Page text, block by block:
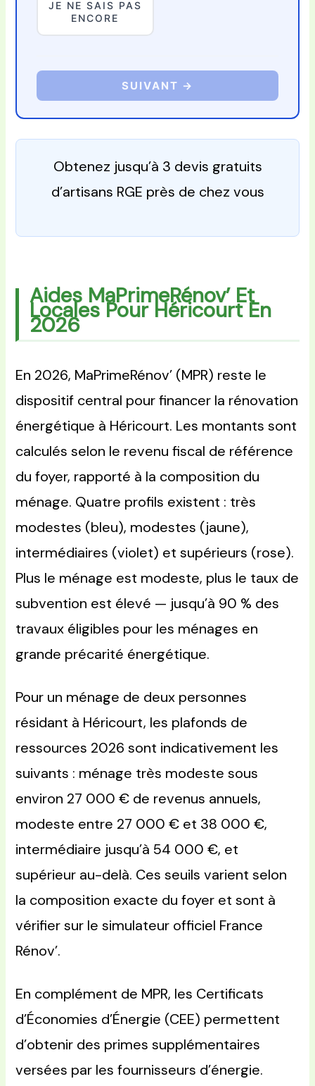
JE NE SAIS PAS
ENCORE
SUIVANT →
Obtenez jusqu’à 3 devis gratuits
d’artisans RGE près de chez vous
Aides MaPrimeRénov’ Et
Locales Pour Héricourt En
2026
En 2026, MaPrimeRénov’ (MPR) reste le
dispositif central pour financer la rénovation
énergétique à Héricourt. Les montants sont
calculés selon le revenu fiscal de référence
du foyer, rapporté à la composition du
ménage. Quatre profils existent : très
modestes (bleu), modestes (jaune),
intermédiaires (violet) et supérieurs (rose).
Plus le ménage est modeste, plus le taux de
subvention est élevé — jusqu’à 90 % des
travaux éligibles pour les ménages en
grande précarité énergétique.
Pour un ménage de deux personnes
résidant à Héricourt, les plafonds de
ressources 2026 sont indicativement les
suivants : ménage très modeste sous
environ 27 000 € de revenus annuels,
modeste entre 27 000 € et 38 000 €,
intermédiaire jusqu’à 54 000 €, et
supérieur au-delà. Ces seuils varient selon
la composition exacte du foyer et sont à
vérifier sur le simulateur officiel France
Rénov’.
En complément de MPR, les Certificats
d’Économies d’Énergie (CEE) permettent
d’obtenir des primes supplémentaires
versées par les fournisseurs d’énergie.